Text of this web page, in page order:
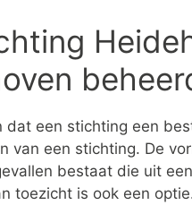
een stichting een
van een stichting. De
bestaat die uit
toezicht is ook een